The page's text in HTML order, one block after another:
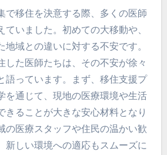
移住を決意する際、多くの医師
ていました。初めての大移動や、
地域との違いに対する不安です。
した医師たちは、その不安が徐々
語っています。まず、移住支援プ
を通じて、現地の医療環境や生活
きることが大きな安心材料となり
の医療スタッフや住民の温かい歓
新しい環境への適応もスムーズに